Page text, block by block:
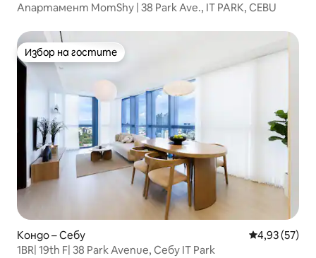
Апартамент MomShy | 38 Park Ave., IT PARK, CEBU
Избор на гостите
Избор на гостите
Кондо – Себу Средна
4,93 (57)
1BR| 19th F| 38 Park Avenue, Себу IT Park